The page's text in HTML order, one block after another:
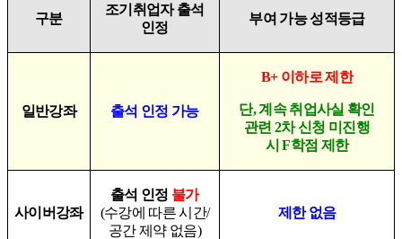
구분
조기취업자 출석
인정
부여 가능 성적등급
일반강좌 출석 인정 가능
B+ 이하로 제한
단,계속 취업사실 확인
관련 2차 신청 미진행
시F학점 제한
사이버강좌
출석 인정 불가
(수강에 따른 시간/
공간 제약 없음)
제한 없음